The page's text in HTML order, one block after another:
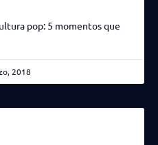
pop: 5 momentos que
2018